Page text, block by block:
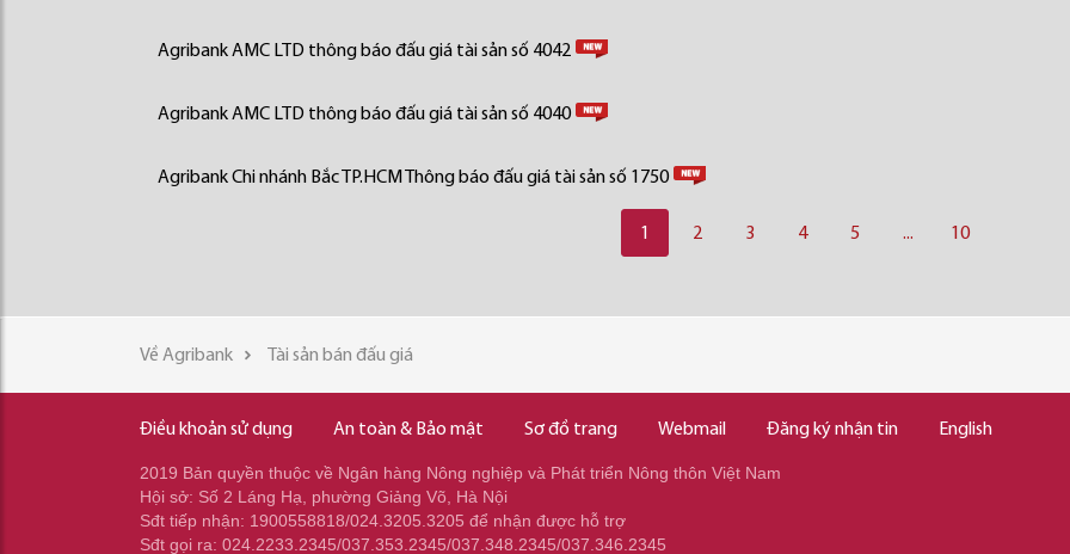
Agribank AMC LTD thông báo đấu giá tài sản số 4042
Agribank AMC LTD thông báo đấu giá tài sản số 4040
Agribank Chi nhánh Bắc TP.HCM Thông báo đấu giá tài sản số 1750
1 2 3 4 5 ... 10
Về Agribank Tài sản bán đấu giá
Điều khoản sử dụng An toàn & Bảo mật Sơ đồ trang Webmail Đăng ký nhận tin English
2019 Bản quyền thuộc về Ngân hàng Nông nghiệp và Phát triển Nông thôn Việt Nam
Hội sở: Số 2 Láng Hạ, phường Giảng Võ, Hà Nội
Sđt tiếp nhận: 1900558818/024.3205.3205 để nhận được hỗ trợ
Sđt gọi ra: 024.2233.2345/037.353.2345/037.348.2345/037.346.2345